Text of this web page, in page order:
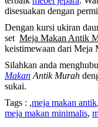
disesuakan dengan
Dengan kursi ukiran
set Meja Makan Antik
keistimewaan dari Meja
Silahkan anda
Makan Antik Murah
sukai.
Tags : ,meja makan antik,
meja makan minimalis,